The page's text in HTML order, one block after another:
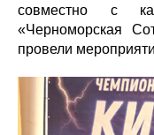
совместно с
«Черноморская
провели